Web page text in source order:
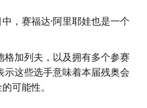
，赛福达·阿里耶娃也是一个
格加列夫，以及拥有多个参赛
示这些选手意味着本届残奥会
可能性。